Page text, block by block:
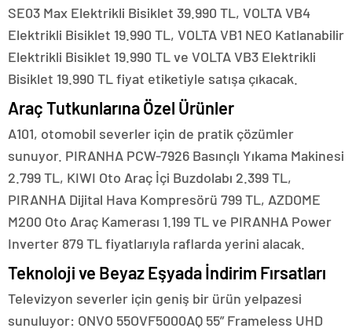
SE03 Max Elektrikli Bisiklet 39.990 TL, VOLTA VB4
Elektrikli Bisiklet 19.990 TL, VOLTA VB1 NEO Katlanabilir
Elektrikli Bisiklet 19.990 TL ve VOLTA VB3 Elektrikli
Bisiklet 19.990 TL fiyat etiketiyle satışa çıkacak.
Araç Tutkunlarına Özel Ürünler
A101, otomobil severler için de pratik çözümler
sunuyor. PIRANHA PCW-7926 Basınçlı Yıkama Makinesi
2.799 TL, KIWI Oto Araç İçi Buzdolabı 2.399 TL,
PIRANHA Dijital Hava Kompresörü 799 TL, AZDOME
M200 Oto Araç Kamerası 1.199 TL ve PIRANHA Power
Inverter 879 TL fiyatlarıyla raflarda yerini alacak.
Teknoloji ve Beyaz Eşyada İndirim Fırsatları
Televizyon severler için geniş bir ürün yelpazesi
sunuluyor: ONVO 55OVF5000AQ 55” Frameless UHD